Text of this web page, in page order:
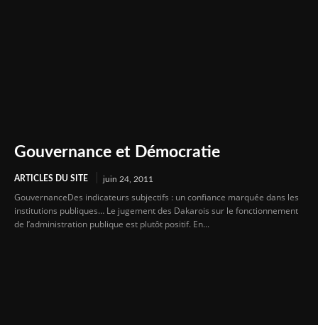
Gouvernance et Démocratie
ARTICLES DU SITE juin 24, 2011
GouvernanceDes indicateurs subjectifs : un confiance marquée dans les
institutions publiques… Le jugement des Dakarois sur le fonctionnement
de l’administration publique est plutôt positif. En...